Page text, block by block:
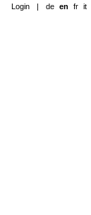
Login | de en fr it